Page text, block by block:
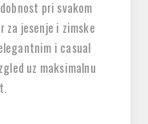
pri svakom
za jesenje i zimske
i casual
uz maksimalnu